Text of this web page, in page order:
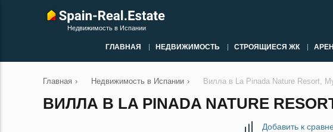
Недвижимость в Испании
ГЛАВНАЯ НЕДВИЖИМОСТЬ СТРОЯЩИЕСЯ ЖК
Главная › Недвижимость в Испании › Вилла в La Pinada Nature Resort,
ВИЛЛА В LA PINADA NATURE
Добавить к